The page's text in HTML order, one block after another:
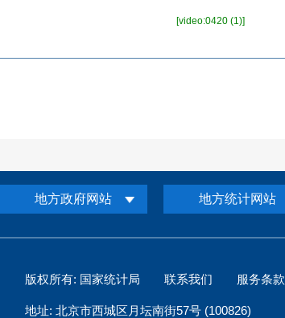
[video:0420 (1)]
地方政府网站 地方统计网站
版权所有: 国家统计局 联系我们 服务条款
地址: 北京市西城区月坛南街57号 (100826)